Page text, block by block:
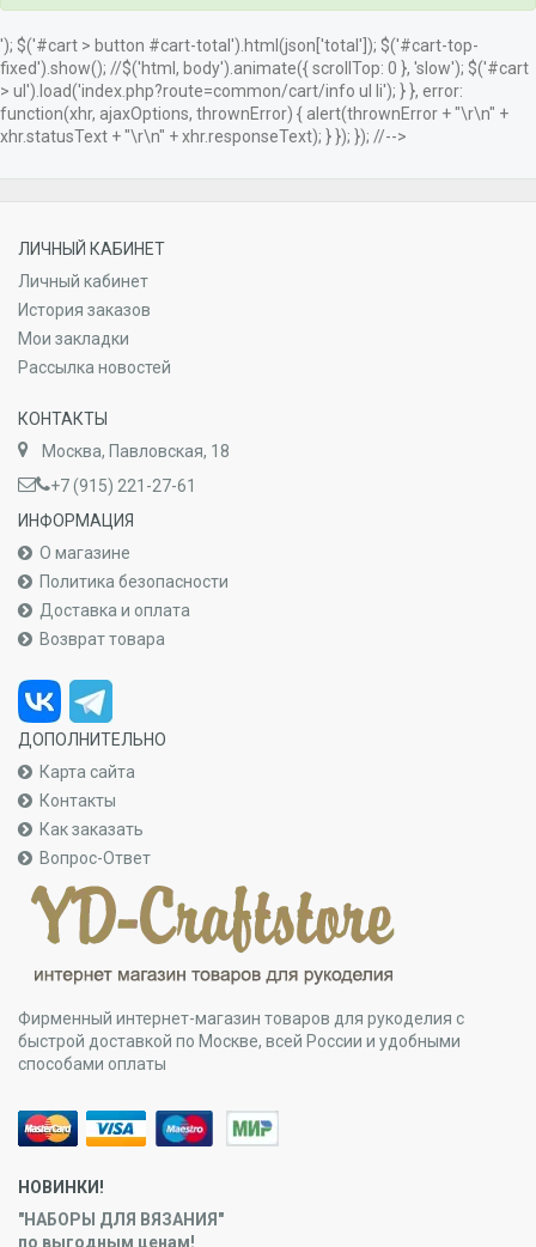
'); $('#cart > button #cart-total').html(json['total']); $('#cart-top-
fixed').show(); //$('html, body').animate({ scrollTop: 0 }, 'slow'); $('#cart
> ul').load('index.php?route=common/cart/info ul li'); } }, error:
function(xhr, ajaxOptions, thrownError) { alert(thrownError + "\r\n" +
xhr.statusText + "\r\n" + xhr.responseText); } }); }); //-->
ЛИЧНЫЙ КАБИНЕТ
Личный кабинет
История заказов
Мои закладки
Рассылка новостей
КОНТАКТЫ
Москва, Павловская, 18
+7 (915) 221-27-61
ИНФОРМАЦИЯ
О магазине
Политика безопасности
Доставка и оплата
Возврат товара
ДОПОЛНИТЕЛЬНО
Карта сайта
Контакты
Как заказать
Вопрос-Ответ
Фирменный интернет-магазин товаров для рукоделия с
быстрой доставкой по Москве, всей России и удобными
способами оплаты
НОВИНКИ!
"НАБОРЫ ДЛЯ ВЯЗАНИЯ"
по выгодным ценам!